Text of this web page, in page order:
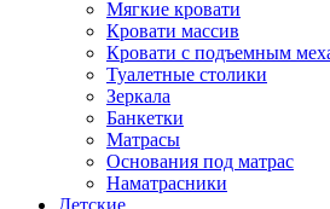
Мягкие кровати
Кровати массив
Кровати с подъемным
Туалетные столики
Зеркала
Банкетки
Матрасы
Основания под матрас
Наматрасники
Детские